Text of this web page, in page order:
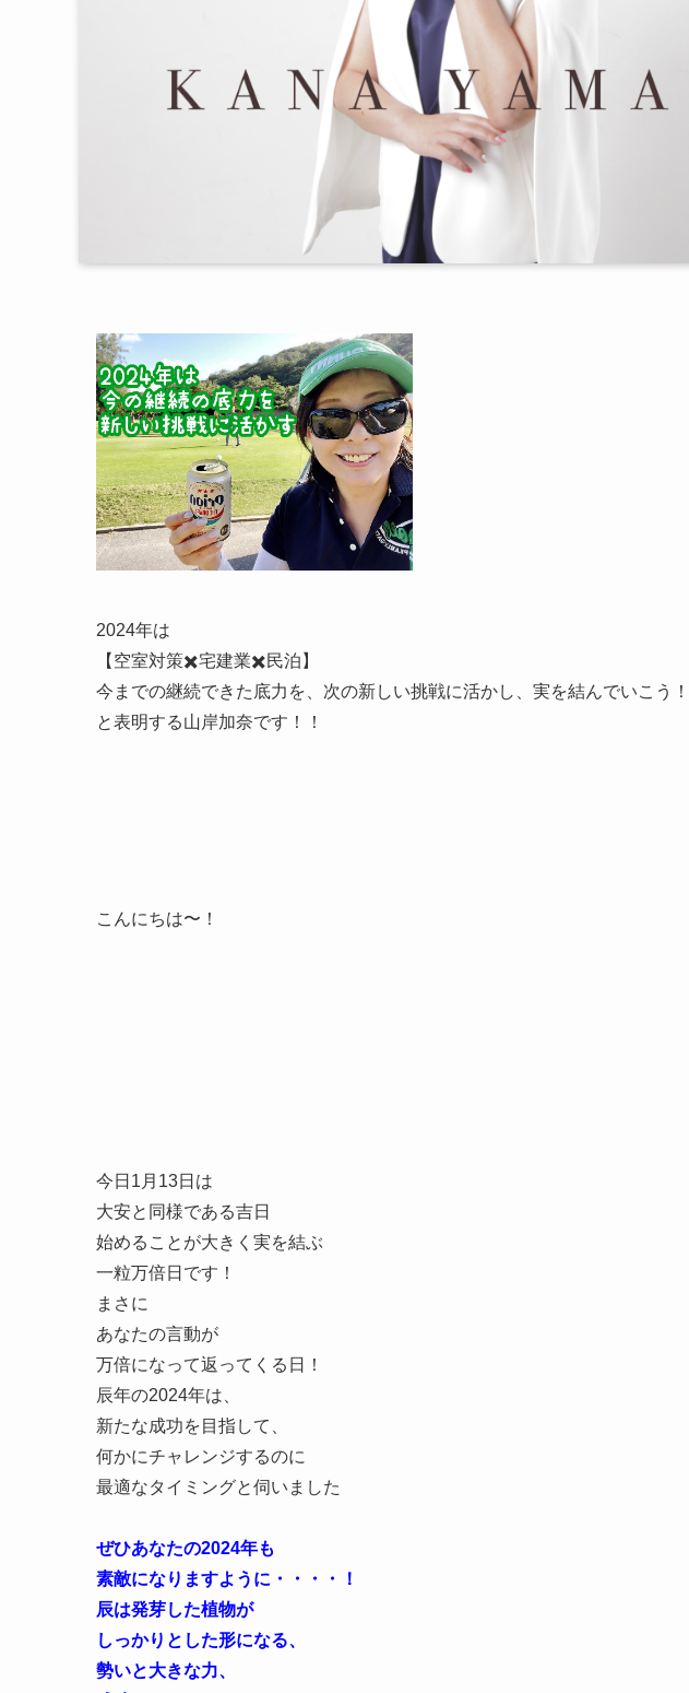
2024年は
【空室対策✖️宅建業✖️民泊】
今までの継続できた底力を、次の新しい挑戦に活かし、実を結んでいこう！
と表明する山岸加奈です！！
こんにちは〜！
今日1月13日は
大安と同様である吉日
始めることが大きく実を結ぶ
一粒万倍日です！
まさに
あなたの言動が
万倍になって返ってくる日！
辰年の2024年は、
新たな成功を目指して、
何かにチャレンジするのに
最適なタイミングと伺いました
ぜひあなたの2024年も
素敵になりますように・・・・！
辰は発芽した植物が
しっかりとした形になる、
勢いと大きな力、